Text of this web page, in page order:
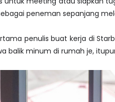
peneman sepanjang
penulis buat kerja di
balik minum di rumah je,